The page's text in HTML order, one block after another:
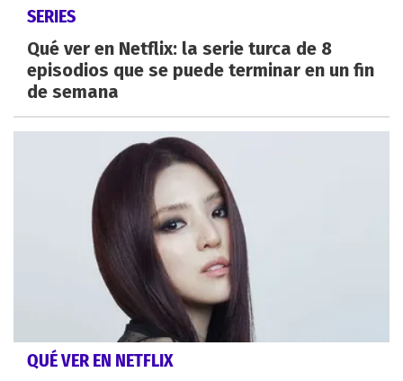
SERIES
Qué ver en Netflix: la serie turca de 8
episodios que se puede terminar en un fin
de semana
QUÉ VER EN NETFLIX